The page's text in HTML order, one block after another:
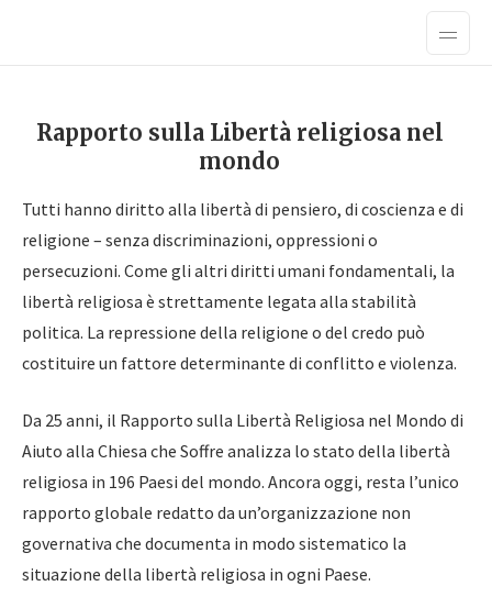
Rapporto sulla Libertà religiosa nel
mondo
Tutti hanno diritto alla libertà di pensiero, di coscienza e di
religione – senza discriminazioni, oppressioni o
persecuzioni. Come gli altri diritti umani fondamentali, la
libertà religiosa è strettamente legata alla stabilità
politica. La repressione della religione o del credo può
costituire un fattore determinante di conflitto e violenza.
Da 25 anni, il Rapporto sulla Libertà Religiosa nel Mondo di
Aiuto alla Chiesa che Soffre analizza lo stato della libertà
religiosa in 196 Paesi del mondo. Ancora oggi, resta l’unico
rapporto globale redatto da un’organizzazione non
governativa che documenta in modo sistematico la
situazione della libertà religiosa in ogni Paese.